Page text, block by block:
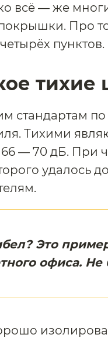
всё — же
Про
пунктов.
стандартам
Тихими
— 70 дБ. При
удалось
Это
офиса. Не